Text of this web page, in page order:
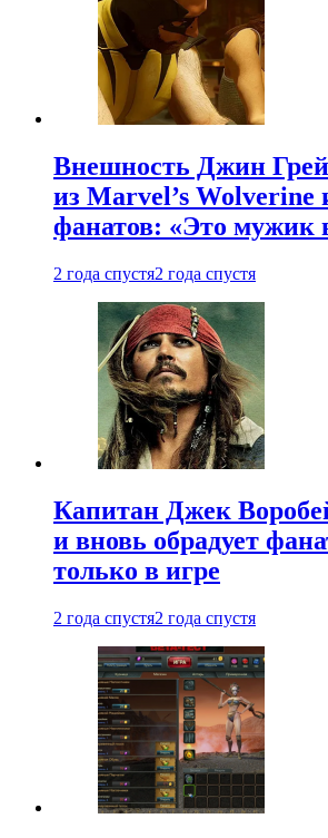
Внешность Джин Грей
из Marvel’s Wolverine
фанатов: «Это мужик
2 года спустя2 года спустя
Капитан Джек
и вновь обрадует
только в игре
2 года спустя2 года спустя